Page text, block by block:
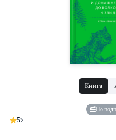
Книга
По
5